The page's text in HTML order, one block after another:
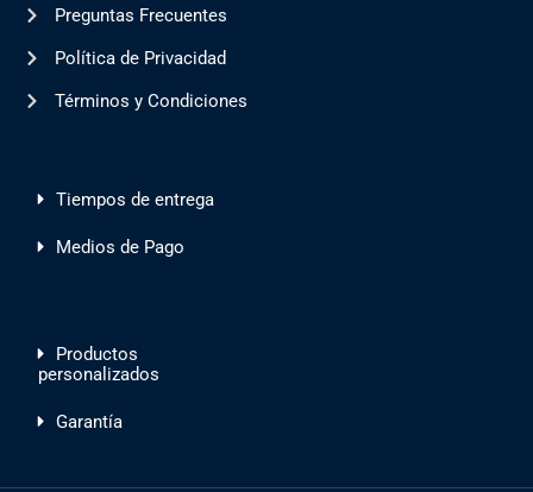
Preguntas Frecuentes
Política de Privacidad
Términos y Condiciones
Tiempos de entrega
Medios de Pago
Productos
personalizados
Garantía